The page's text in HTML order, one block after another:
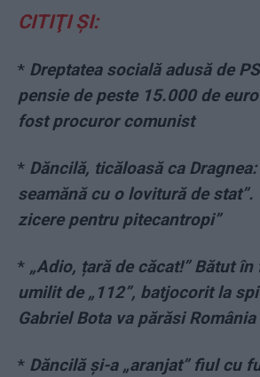
CITIŢI ŞI:
* Dreptatea socială adusă de
pensie de peste 15.000 de
fost procuror comunist
* Dăncilă, ticăloasă ca
seamănă cu o lovitură de stat”.
zicere pentru pitecantropi”
* „Adio, țară de căcat!” Bătut
umilit de „112”, batjocorit la
Gabriel Bota va părăsi România
* Dăncilă și-a „aranjat” fiul cu